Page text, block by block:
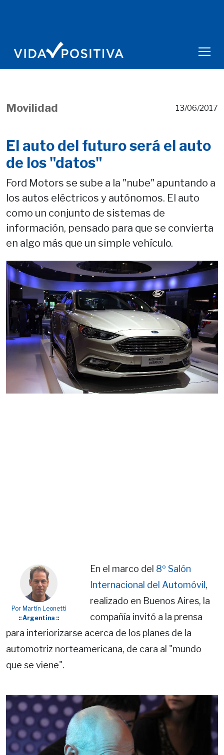
Movilidad 13/06/2017
El auto del futuro será el auto
de los "datos"
Ford Motors se sube a la "nube" apuntando a
los autos eléctricos y autónomos. El auto
como un conjunto de sistemas de
información, pensado para que se convierta
en algo más que un simple vehículo.
Por Martín Leonetti
:: Argentina ::
En el marco del 8º Salón
Internacional del Automóvil ,
realizado en Buenos Aires, la
compañía invitó a la prensa
para interiorizarse acerca de los planes de la
automotriz norteamericana, de cara al "mundo
que se viene".